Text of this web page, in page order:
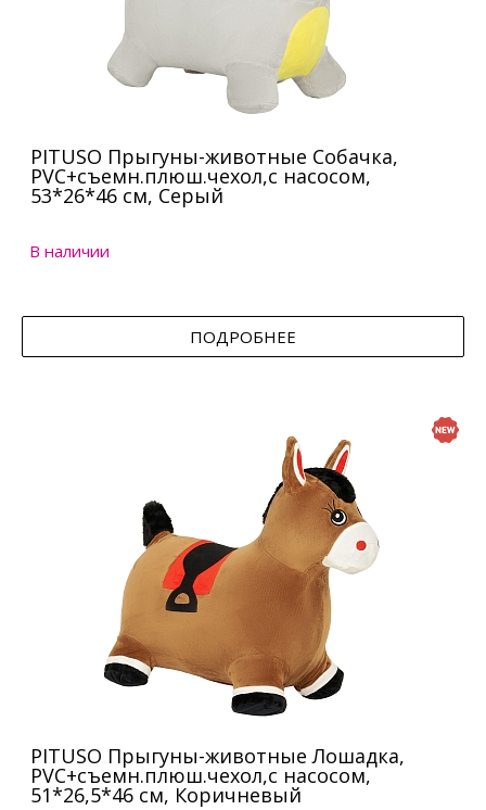
PITUSO Прыгуны-животные Собачка,
PVC+съемн.плюш.чехол,с насосом,
53*26*46 см, Серый
В наличии
ПОДРОБНЕЕ
PITUSO Прыгуны-животные Лошадка,
PVC+съемн.плюш.чехол,с насосом,
51*26,5*46 см, Коричневый